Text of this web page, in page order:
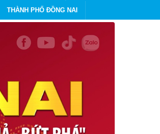
THÀNH PHỐ ĐỒNG NAI